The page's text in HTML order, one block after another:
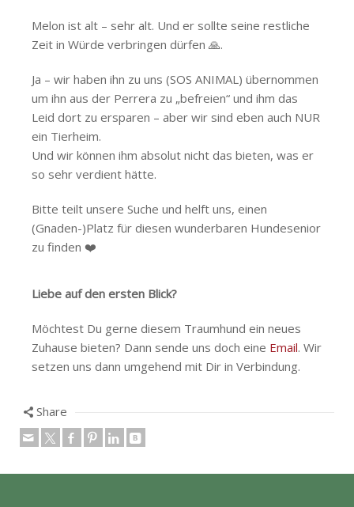
Melon ist alt – sehr alt. Und er sollte seine restliche
Zeit in Würde verbringen dürfen 🙏.
Ja – wir haben ihn zu uns (SOS ANIMAL) übernommen
um ihn aus der Perrera zu „befreien“ und ihm das
Leid dort zu ersparen – aber wir sind eben auch NUR
ein Tierheim.
Und wir können ihm absolut nicht das bieten, was er
so sehr verdient hätte.
Bitte teilt unsere Suche und helft uns, einen
(Gnaden-)Platz für diesen wunderbaren Hundesenior
zu finden ❤️
Liebe auf den ersten Blick?
Möchtest Du gerne diesem Traumhund ein neues
Zuhause bieten? Dann sende uns doch eine Email. Wir
setzen uns dann umgehend mit Dir in Verbindung.
Share